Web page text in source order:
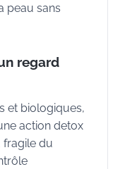
peau sans
regard
et biologiques,
action detox
fragile du